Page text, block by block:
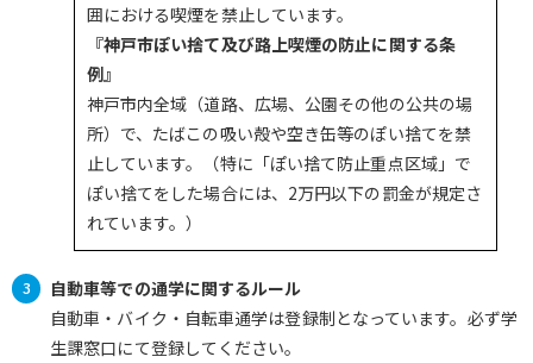
囲における喫煙を禁止しています。
『神戸市ぽい捨て及び路上喫煙の防止に関する条
例』
神戸市内全域（道路、広場、公園その他の公共の場
所）で、たばこの吸い殻や空き缶等のぽい捨てを禁
止しています。（特に「ぽい捨て防止重点区域」で
ぽい捨てをした場合には、2万円以下の罰金が規定さ
れています。）
自動車等での通学に関するルール
自動車・バイク・自転車通学は登録制となっています。必ず学
生課窓口にて登録してください。